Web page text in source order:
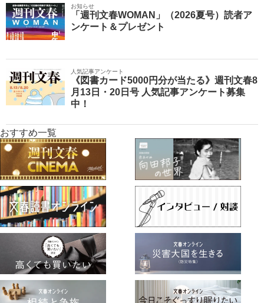
お知らせ
「週刊文春WOMAN」（2026夏号）読者ア
ンケート＆プレゼント
人気記事アンケート
《図書カード5000円分が当たる》週刊文春8
月13日・20日号 人気記事アンケート募集
中！
おすすめ一覧